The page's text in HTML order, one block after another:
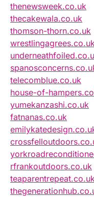
thenewsweek.co.uk
thecakewala.co.uk
thomson-thorn.co.uk
telecomblue.co.uk
house-of-
yumekanzashi.co.uk
fatnanas.co.uk
rfrankoutdoors.co.uk